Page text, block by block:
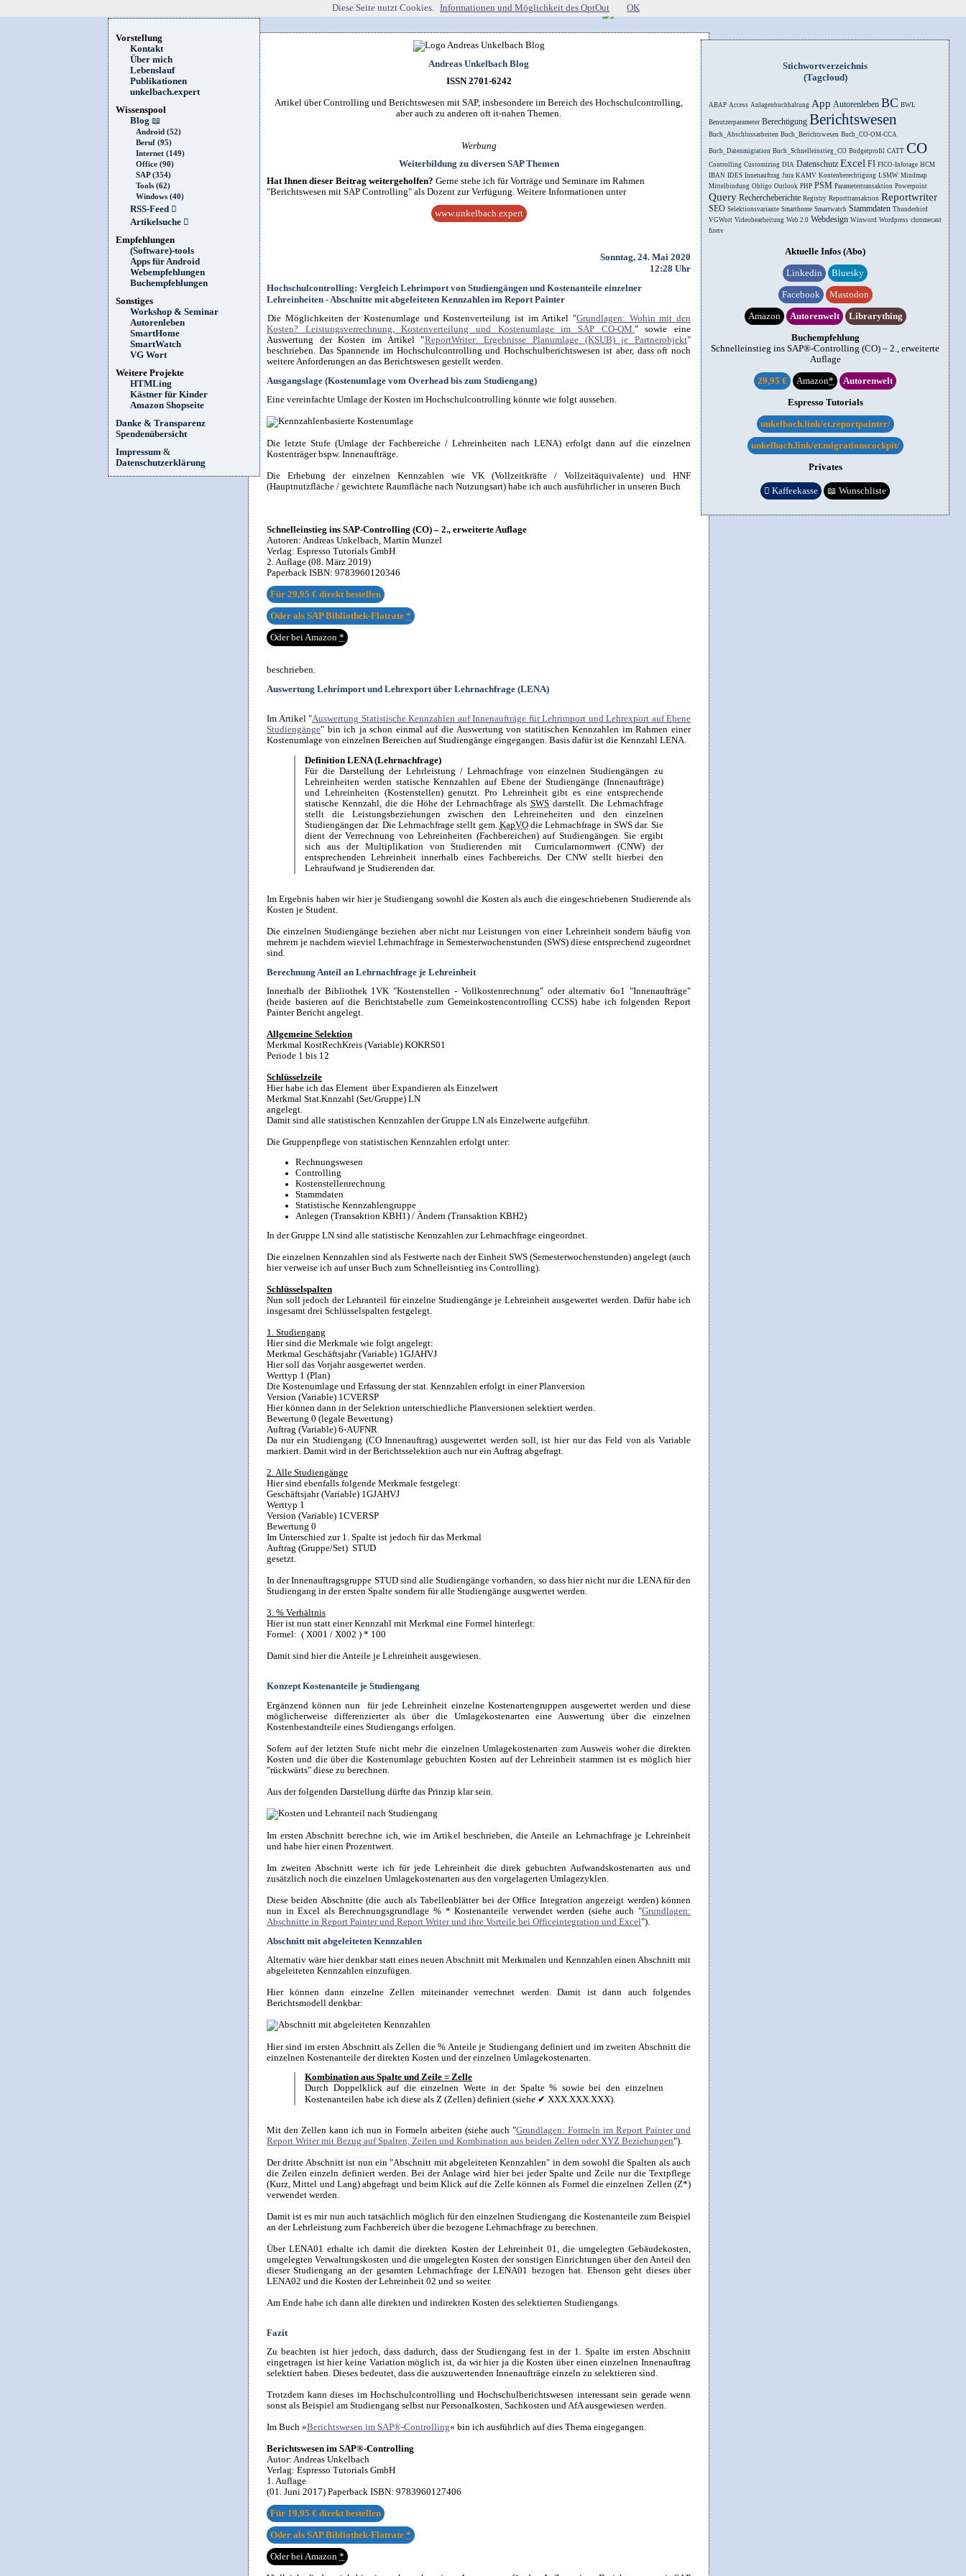
Vorstellung
Kontakt
Über mich
Lebenslauf
Publikationen
unkelbach.expert
Wissenspool
Blog 📖
Android (52)
Beruf (95)
Internet (149)
Office (90)
SAP (354)
Tools (62)
Windows (40)
RSS-Feed 
Artikelsuche 
Empfehlungen
(Software)-tools
Apps für Android
Webempfehlungen
Buchempfehlungen
Sonstiges
Workshop & Seminar
Autorenleben
SmartHome
SmartWatch
VG Wort
Weitere Projekte
HTMLing
Kästner für Kinder
Amazon Shopseite
Danke & Transparenz
Spendenübersicht
Impressum &
Datenschutzerklärung
Andreas Unkelbach Blog
ISSN 2701-6242
Artikel über Controlling und Berichtswesen mit SAP, insbesondere im Bereich des Hochschulcontrolling,
aber auch zu anderen oft it-nahen Themen.
Werbung
Weiterbildung zu diversen SAP Themen
Hat Ihnen dieser Beitrag weitergeholfen? Gerne stehe ich für Vorträge und Seminare im Rahmen
"Berichtswesen mit SAP Controlling" als Dozent zur Verfügung. Weitere Informationen unter
www.unkelbach.expert
Sonntag, 24. Mai 2020
12:28 Uhr
Hochschulcontrolling: Vergleich Lehrimport von Studiengängen und Kostenanteile einzelner
Lehreinheiten - Abschnitte mit abgeleiteten Kennzahlen im Report Painter
Die Möglichkeiten der Kostenumlage und Kostenverteilung ist im Artikel "Grundlagen: Wohin mit den
Kosten? Leistungsverrechnung, Kostenverteilung und Kostenumlage im SAP CO-OM." sowie eine
Auswertung der Kosten im Artikel "ReportWriter: Ergebnisse Planumlage (KSUB) je Partnerobjekt"
beschrieben. Das Spannende im Hochschulcontrolling und Hochschulberichtswesen ist aber, dass oft noch
weitere Anforderungen an das Berichtswesen gestellt werden.
Ausgangslage (Kostenumlage vom Overhead bis zum Studiengang)
Eine vereinfachte Umlage der Kosten im Hochschulcontrolling könnte wie folgt aussehen.
Die letzte Stufe (Umlage der Fachbereiche / Lehreinheiten nach LENA) erfolgt dann auf die einzelnen
Kostenträger bspw. Innenaufträge.
Die Erhebung der einzelnen Kennzahlen wie VK (Vollzeitkräfte / Vollzeitäquivalente) und HNF
(Hauptnutzfläche / gewichtete Raumfläche nach Nutzungsart) habe ich auch ausführlicher in unseren Buch
Schnelleinstieg ins SAP-Controlling (CO) – 2., erweiterte Auflage
Autoren: Andreas Unkelbach, Martin Munzel
Verlag: Espresso Tutorials GmbH
2. Auflage (08. März 2019)
Paperback ISBN: 9783960120346
Für 29,95 € direkt bestellen
Oder als SAP Bibliothek-Flatrate *
Oder bei Amazon *
beschrieben.
Auswertung Lehrimport und Lehrexport über Lehrnachfrage (LENA)
Im Artikel "Auswertung Statistische Kennzahlen auf Innenaufträge für Lehrimport und Lehrexport auf Ebene
Studiengänge" bin ich ja schon einmal auf die Auswertung von statitischen Kennzahlen im Rahmen einer
Kostenumlage von einzelnen Bereichen auf Studiengänge eingegangen. Basis dafür ist die Kennzahl LENA.
Definition LENA (Lehrnachfrage)
Für die Darstellung der Lehrleistung / Lehrnachfrage von einzelnen Studiengängen zu
Lehreinheiten werden statische Kennzahlen auf Ebene der Studiengänge (Innenaufträge)
und Lehreinheiten (Kostenstellen) genutzt. Pro Lehreinheit gibt es eine entsprechende
statische Kennzahl, die die Höhe der Lehrnachfrage alsSWS darstellt. Die Lehrnachfrage
stellt die Leistungsbeziehungen zwischen den Lehreineheiten und den einzelnen
Studiengängen dar. Die Lehrnachfrage stellt gem. KapVOdie Lehrnachfrage in SWS dar. Sie
dient der Verrechnung von Lehreinheiten (Fachbereichen) auf Studiengängen. Sie ergibt
sich aus der Multiplikation von Studierenden mit Curricularnormwert (CNW) der
entsprechenden Lehreinheit innerhalb eines Fachbereichs. Der CNW stellt hierbei den
Lehraufwand je Studierenden dar.
Im Ergebnis haben wir hier je Studiengang sowohl die Kosten als auch die eingeschriebenen Studierende als
Kosten je Student.
Die einzelnen Studiengänge beziehen aber nicht nur Leistungen von einer Lehreinheit sondern häufig von
mehrern je nachdem wieviel Lehrnachfrage in Semesterwochenstunden (SWS) diese entsprechend zugeordnet
sind.
Berechnung Anteil an Lehrnachfrage je Lehreinheit
Innerhalb der Bibliothek 1VK "Kostenstellen - Vollkostenrechnung" oder alternativ 6o1 "Innenaufträge"
(beide basieren auf die Berichtstabelle zum Gemeinkostencontrolling CCSS) habe ich folgenden Report
Painter Bericht angelegt.
Allgemeine Selektion
Merkmal KostRechKreis (Variable) KOKRS01
Periode 1 bis 12
Schlüsselzeile
Hier habe ich das Element über Expandieren als Einzelwert
Merkmal Stat.Knnzahl (Set/Gruppe) LN
angelegt.
Damit sind alle statistischen Kennzahlen der Gruppe LN als Einzelwerte aufgeführt.
Die Gruppenpflege von statistischen Kennzahlen erfolgt unter:
Rechnungswesen
Controlling
Kostenstellenrechnung
Stammdaten
Statistische Kennzahlengruppe
Anlegen (Transaktion KBH1) / Ändern (Transaktion KBH2)
In der Gruppe LN sind alle statistische Kennzahlen zur Lehrnachfrage eingeordnet.
Die einzelnen Kennzahlen sind als Festwerte nach der Einheit SWS (Semesterwochenstunden) angelegt (auch
hier verweise ich auf unser Buch zum Schnelleisntieg ins Controlling).
Schlüsselspalten
Nun soll jedoch der Lehranteil für einzelne Studiengänge je Lehreinheit ausgewertet werden. Dafür habe ich
insgesamt drei Schlüsselspalten festgelegt.
1. Studiengang
Hier sind die Merkmale wie folgt angelegt:
Merkmal Geschäftsjahr (Variable) 1GJAHVJ
Hier soll das Vorjahr ausgewertet werden.
Werttyp 1 (Plan)
Die Kostenumlage und Erfassung der stat. Kennzahlen erfolgt in einer Planversion
Version (Variable) 1CVERSP
Hier können dann in der Selektion unterschiedliche Planversionen selektiert werden.
Bewertung 0 (legale Bewertung)
Auftrag (Variable) 6-AUFNR
Da nur ein Studiengang (CO Innenauftrag) ausgewertet werden soll, ist hier nur das Feld von als Variable
markiert. Damit wird in der Berichtsselektion auch nur ein Auftrag abgefragt.
2. Alle Studiengänge
Hier sind ebenfalls folgende Merkmale festgelegt:
Geschäftsjahr (Variable) 1GJAHVJ
Werttyp 1
Version (Variable) 1CVERSP
Bewertung 0
Im Unterschied zur 1. Spalte ist jedoch für das Merkmal
Auftrag (Gruppe/Set) STUD
gesetzt.
In der Innenauftragsgruppe STUD sind alle Studiengänge vorhanden, so dass hier nicht nur die LENA für den
Studiengang in der ersten Spalte sondern für alle Studiengänge ausgwertet werden.
3. % Verhältnis
Hier ist nun statt einer Kennzahl mit Merkmal eine Formel hinterlegt:
Formel: ( X001 / X002 ) * 100
Damit sind hier die Anteile je Lehreinheit ausgewiesen.
Konzept Kostenanteile je Studiengang
Ergänzend können nun für jede Lehreinheit einzelne Kostenartengruppen ausgewertet werden und diese
möglicherweise differenzierter als über die Umlagekostenarten eine Auswertung über die einzelnen
Kostenbestandteile eines Studiengangs erfolgen.
Sofern auf der letzten Stufe nicht mehr die einzelnen Umlagekostenarten zum Ausweis woher die direkten
Kosten und die über die Kostenumlage gebuchten Kosten auf der Lehreinheit stammen ist es möglich hier
"rückwärts" diese zu berechnen.
Aus der folgenden Darstellung dürfte das Prinzip klar sein.
Im ersten Abschnitt berechne ich, wie im Artikel beschrieben, die Anteile an Lehrnachfrage je Lehreinheit
und habe hier einen Prozentwert.
Im zweiten Abschnitt werte ich für jede Lehreinheit die direk gebuchten Aufwandskostenarten aus und
zusätzlich noch die einzelnen Umlagekostenarten aus den vorgelagerten Umlagezyklen.
Diese beiden Abschnitte (die auch als Tabellenblätter bei der Office Integration angezeigt werden) können
nun in Excel als Berechnungsgrundlage % * Kostenanteile verwendet werden (siehe auch "Grundlagen:
Abschnitte in Report Painter und Report Writer und ihre Vorteile bei Officeintegration und Excel").
Abschnitt mit abgeleiteten Kennzahlen
Alternativ wäre hier denkbar statt eines neuen Abschnitt mit Merkmalen und Kennzahlen einen Abschnitt mit
abgeleiteten Kennzahlen einzufügen.
Hier können dann einzelne Zellen miteinander verrechnet werden. Damit ist dann auch folgendes
Berichtsmodell denkbar:
Hier sind im ersten Abschnitt als Zellen die % Anteile je Studiengang definiert und im zweiten Abschnitt die
einzelnen Kostenanteile der direkten Kosten und der einzelnen Umlagekostenarten.
Kombination aus Spalte und Zeile = Zelle
Durch Doppelklick auf die einzelnen Werte in der Spalte % sowie bei den einzelnen
Kostenanteilen habe ich diese als Z (Zellen) definiert (siehe ✔ XXX.XXX.XXX).
Mit den Zellen kann ich nun in Formeln arbeiten (siehe auch "Grundlagen: Formeln im Report Painter und
Report Writer mit Bezug auf Spalten, Zeilen und Kombination aus beiden Zellen oder XYZ Beziehungen").
Der dritte Abschnitt ist nun ein "Abschnitt mit abgeleiteten Kennzahlen" in dem sowohl die Spalten als auch
die Zeilen einzeln definiert werden. Bei der Anlage wird hier bei jeder Spalte und Zeile nur die Textpflege
(Kurz, Mittel und Lang) abgefragt und beim Klick auf die Zelle können als Formel die einzelnen Zellen (Z*)
verwendet werden.
Damit ist es mir nun auch tatsächlich möglich für den einzelnen Studiengang die Kostenanteile zum Beispiel
an der Lehrleistung zum Fachbereich über die bezogene Lehrnachfrage zu berechnen.
Über LENA01 erhalte ich damit die direkten Kosten der Lehreinheit 01, die umgelegten Gebäudekosten,
umgelegten Verwaltungskosten und die umgelegten Kosten der sonstigen Einrichtungen über den Anteil den
dieser Studiengang an der gesamten Lehrnachfrage der LENA01 bezogen hat. Ebenson geht dieses über
LENA02 und die Kosten der Lehreinheit 02 und so weiter.
Am Ende habe ich dann alle direkten und indirekten Kosten des selektierten Studiengangs.
Fazit
Zu beachten ist hier jedoch, dass dadurch, dass der Studiengang fest in der 1. Spalte im ersten Abschnitt
eingetragen ist hier keine Variation möglich ist, da wir hier ja die Kosten über einen einzelnen Innenauftrag
selektiert haben. Dieses bedeutet, dass die auszuwertenden Innenaufträge einzeln zu selektieren sind.
Trotzdem kann dieses im Hochschulcontrolling und Hochschulberichtswesen interessant sein gerade wenn
sonst als Beispiel am Studiengang selbst nur Personalkosten, Sachkosten und AfA ausgewiesen werden.
Im Buch »Berichtswesen im SAP®-Controlling« bin ich ausführlich auf dies Thema eingegangen.
Berichtswesen im SAP®-Controlling
Autor: Andreas Unkelbach
Verlag: Espresso Tutorials GmbH
1. Auflage
(01. Juni 2017) Paperback ISBN: 9783960127406
Für 19,95 € direkt bestellen
Oder als SAP Bibliothek-Flatrate *
Oder bei Amazon *
Stichwortverzeichnis
(Tagcloud)
ABAP Access Anlagenbuchhaltung App Autorenleben BC BWL
Benutzerparameter Berechtigung Berichtswesen
Buch_Abschlussarbeiten Buch_Berichtswesen Buch_CO-OM-CCA
Buch_Datenmigration Buch_Schnelleinstieg_CO Budgetprofil CATT CO
Controlling Customizing DIA Datenschutz Excel FI FICO-Infotage HCM
IBAN IDES Innenauftrag Jura KAMV Kontenberechtigung LSMW Mindmap
Mittelbindung Obligo Outlook PHP PSM Parametertransaktion Powerpoint
Query Rechercheberichte Registry Reporttransaktion Reportwriter
SEO Selektionsvariante Smarthome Smartwatch Stammdaten Thunderbird
VGWort Videobearbeitung Web 2.0 Webdesign Winword Wordpress chromecast
firetv
Aktuelle Infos (Abo)
Linkedin Bluesky
Facebook Mastodon
Amazon Autorenwelt Librarything
Buchempfehlung
Schnelleinstieg ins SAP®-Controlling (CO) – 2., erweiterte
Auflage
29,95 € Amazon* Autorenwelt
Espresso Tutorials
unkelbach.link/et.reportpainter/
unkelbach.link/et.migrationscockpit/
Privates
 Kaffeekasse 📖 Wunschliste
Diese Seite nutzt Cookies. Informationen und Möglichkeit des OptOut OK